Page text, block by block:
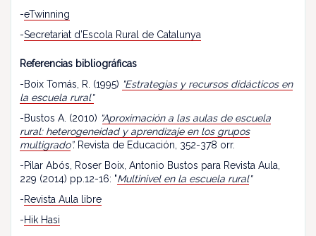
-eTwinning
-Secretariat d’Escola Rural de Catalunya
Referencias bibliográficas
-Boix Tomás, R. (1995) "Estrategias y recursos didácticos en
la escuela rural"
-Bustos A. (2010) “Aproximación a las aulas de escuela
rural: heterogeneidad y aprendizaje en los grupos
multigrado”. Revista de Educación, 352-378 orr.
-Pilar Abós, Roser Boix, Antonio Bustos para Revista Aula,
229 (2014) pp.12-16: "Multinivel en la escuela rural"
-Revista Aula libre
-Hik Hasi